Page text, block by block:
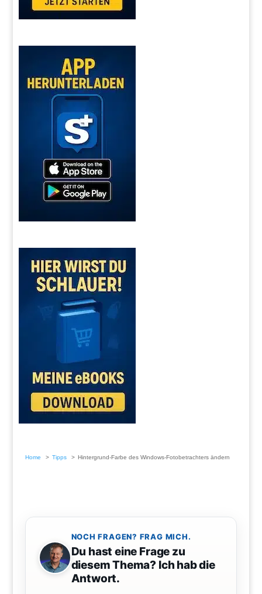
Home Tipps Hintergrund-Farbe des Windows-Fotobetrachters ändern
NOCH FRAGEN? FRAG MICH.
Du hast eine Frage zu
diesem Thema? Ich hab die
Antwort.